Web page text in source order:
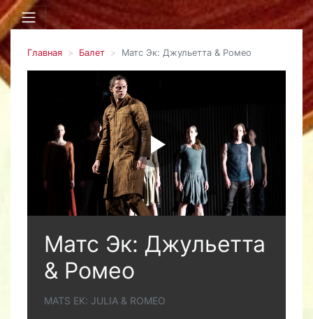
Главная Балет Матс Эк: Джульетта & Ромео
Матс Эк: Джульетта
& Ромео
MATS EK: JULIA & ROMEO